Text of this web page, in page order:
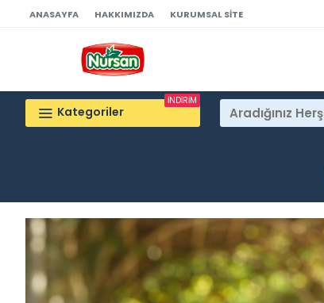
ANASAYFA HAKKIMIZDA KURUMSAL SITE
Kategoriler
İNDİRİM